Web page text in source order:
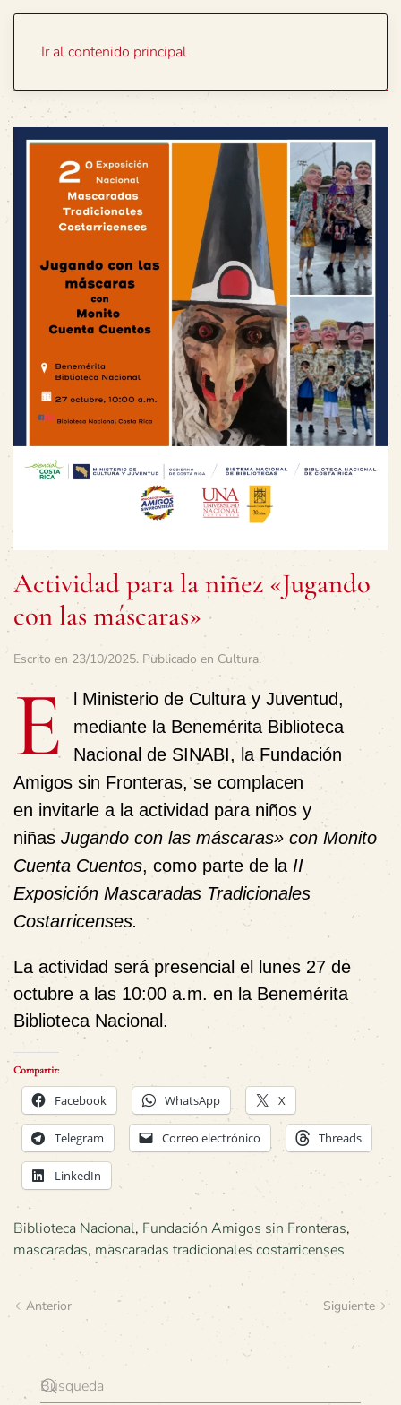
Ir al contenido principal
Actividad para la niñez «Jugando
con las máscaras»
Escrito en 23/10/2025. Publicado en Cultura.
E
l Ministerio de Cultura y Juventud,
mediante la Benemérita Biblioteca
Nacional de SINABI, la Fundación
Amigos sin Fronteras, se complacen
en invitarle a la actividad para niños y
niñas Jugando con las máscaras» con Monito
Cuenta Cuentos, como parte de la II
Exposición Mascaradas Tradicionales
Costarricenses.
La actividad será presencial el lunes 27 de
octubre a las 10:00 a.m. en la Benemérita
Biblioteca Nacional.
Compartir:
Facebook WhatsApp X
Telegram Correo electrónico Threads
LinkedIn
Biblioteca Nacional, Fundación Amigos sin Fronteras,
mascaradas, mascaradas tradicionales costarricenses
Anterior Siguiente